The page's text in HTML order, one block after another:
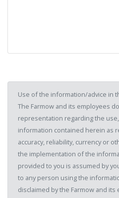
Use of the information/advice in
The Farmow and its employees
representation regarding the
information contained herein as
accuracy, reliability, currency or
the implementation of the
provided to you is assumed by
to any person using the
disclaimed by the Farmow and its